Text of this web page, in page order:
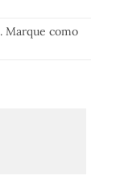
. Marque como